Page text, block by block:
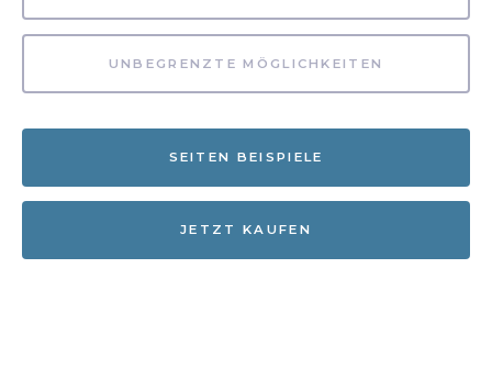
UNBEGRENZTE MÖGLICHKEITEN
SEITEN BEISPIELE
JETZT KAUFEN